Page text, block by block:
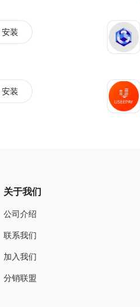
安装
安装
关于我们
公司介绍
联系我们
加入我们
分销联盟